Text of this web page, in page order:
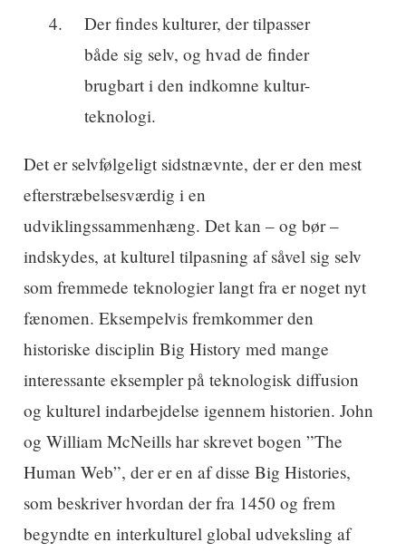
Der findes kulturer, der tilpasser
både sig selv, og hvad de finder
brugbart i den indkomne kultur-
teknologi.
Det er selvfølgeligt sidstnævnte, der er den mest
efterstræbelsesværdig i en
udviklingssammenhæng. Det kan – og bør –
indskydes, at kulturel tilpasning af såvel sig selv
som fremmede teknologier langt fra er noget nyt
fænomen. Eksempelvis fremkommer den
historiske disciplin Big History med mange
interessante eksempler på teknologisk diffusion
og kulturel indarbejdelse igennem historien. John
og William McNeills har skrevet bogen ”The
Human Web”, der er en af disse Big Histories,
som beskriver hvordan der fra 1450 og frem
begyndte en interkulturel global udveksling af